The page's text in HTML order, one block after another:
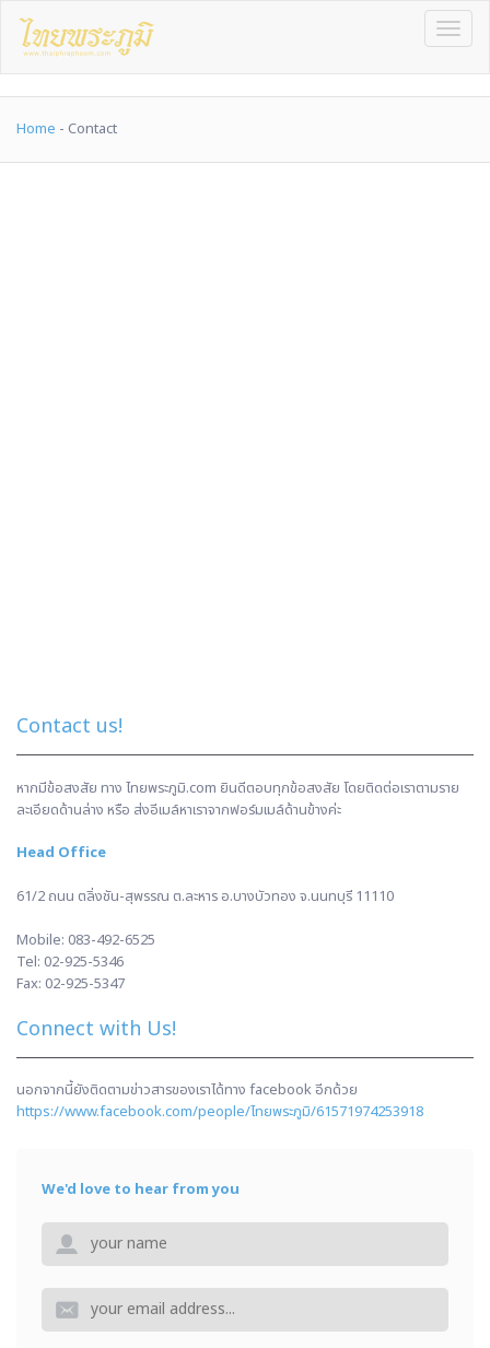
Toggle
Home Contact
Contact us!
หากมีข้อสงสัย ทาง ไทยพระภูมิ.com ยินดีตอบทุกข้อสงสัย โดยติดต่อเราตามราย
ละเอียดด้านล่าง หรือ ส่งอีเมล์หาเราจากฟอร์มเมล์ด้านข้างค่ะ
Head Office
61/2 ถนน ตลิ่งชัน-สุพรรณ ต.ละหาร อ.บางบัวทอง จ.นนทบุรี 11110
Mobile: 083-492-6525
Tel: 02-925-5346
Fax: 02-925-5347
Connect with Us!
นอกจากนี้ยังติดตามข่าวสารของเราได้ทาง facebook อีกด้วย
https://www.facebook.com/people/ไทยพระภูมิ/61571974253918
We'd love to hear from you